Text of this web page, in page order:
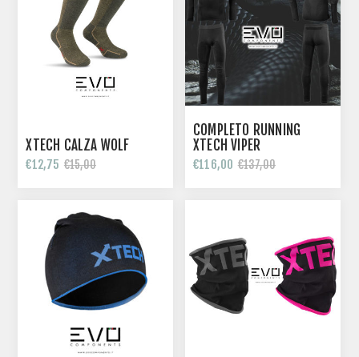
XTECH CALZA WOLF
€12,75 €15,00
COMPLETO RUNNING
XTECH VIPER
€116,00 €137,00